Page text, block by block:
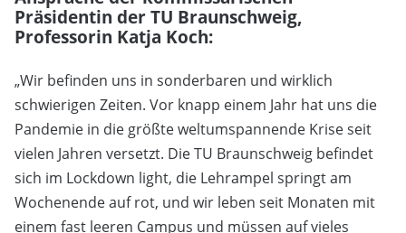
Präsidentin der TU Braunschweig,
Professorin Katja Koch:
„Wir befinden uns in sonderbaren und wirklich
schwierigen Zeiten. Vor knapp einem Jahr hat uns die
Pandemie in die größte weltumspannende Krise seit
vielen Jahren versetzt. Die TU Braunschweig befindet
sich im Lockdown light, die Lehrampel springt am
Wochenende auf rot, und wir leben seit Monaten mit
einem fast leeren Campus und müssen auf vieles